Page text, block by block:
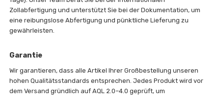
Zollabfertigung und unterstützt Sie bei der Dokumentation, um
eine reibungslose Abfertigung und pünktliche Lieferung zu
gewährleisten.
Garantie
Wir garantieren, dass alle Artikel Ihrer Großbestellung unseren
hohen Qualitätsstandards entsprechen. Jedes Produkt wird vor
dem Versand gründlich auf AQL 2.0–4.0 geprüft, um